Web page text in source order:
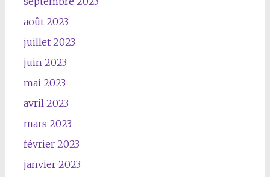
août 2023
juillet 2023
juin 2023
mai 2023
avril 2023
mars 2023
février 2023
janvier 2023